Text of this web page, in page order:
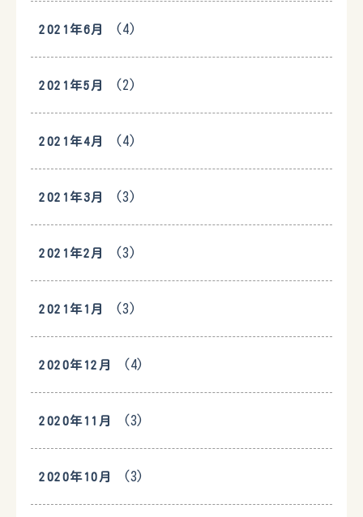
2021年6月 (4)
2021年5月 (2)
2021年4月 (4)
2021年3月 (3)
2021年2月 (3)
2021年1月 (3)
2020年12月 (4)
2020年11月 (3)
2020年10月 (3)